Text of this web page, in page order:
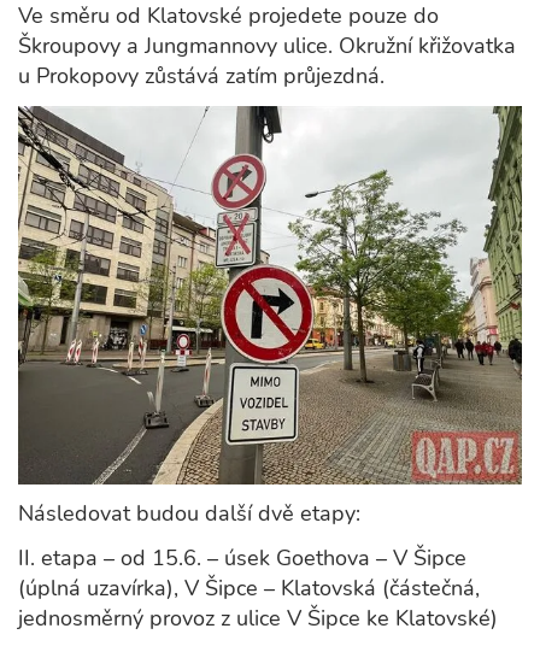
Ve směru od Klatovské projedete pouze do
Škroupovy a Jungmannovy ulice. Okružní křižovatka
u Prokopovy zůstává zatím průjezdná.
Následovat budou další dvě etapy:
II. etapa – od 15.6. – úsek Goethova – V Šipce
(úplná uzavírka), V Šipce – Klatovská (částečná,
jednosměrný provoz z ulice V Šipce ke Klatovské)